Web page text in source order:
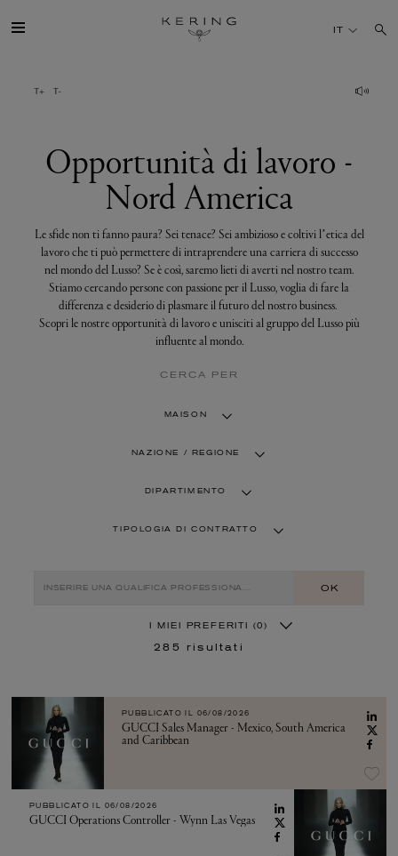
lavoro
TALENTI
SOSTENIBILITÀ
FINANCE
MEDIA
IT
Opportunità di lavoro -
Nord America
Le sfide non ti fanno paura? Sei tenace? Sei ambizioso e coltivi l’etica del
lavoro che ti può permettere di intraprendere una carriera di successo
nel mondo del Lusso? Se è così, saremo lieti di averti nel nostro team.
Stiamo cercando persone con passione per il Lusso, voglia di fare la
differenza e desiderio di plasmare il futuro del nostro business.
Scopri le nostre opportunità di lavoro e unisciti al gruppo del Lusso più
influente al mondo.
CERCA PER
MAISON
NAZIONE / REGIONE
DIPARTIMENTO
TIPOLOGIA DI CONTRATTO
OK
I MIEI PREFERITI (0)
285 risultati
PUBBLICATO IL 06/08/2026
GUCCI Sales Manager - Mexico, South America
and Caribbean
PUBBLICATO IL 06/08/2026
GUCCI Operations Controller - Wynn Las Vegas